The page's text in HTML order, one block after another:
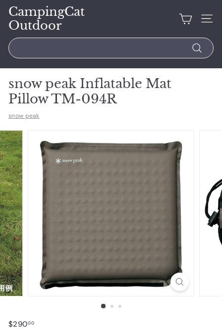
CampingCat
Outdoor
Search
snow peak Inflatable Mat
Pillow TM-094R
snow peak
$29000$290.00